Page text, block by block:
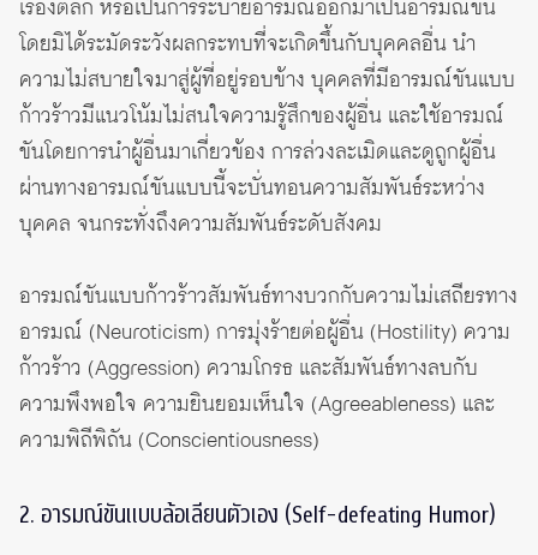
เรื่องตลก หรือเป็นการระบายอารมณ์ออกมาเป็นอารมณ์ขัน
โดยมิได้ระมัดระวังผลกระทบที่จะเกิดขึ้นกับบุคคลอื่น นำ
ความไม่สบายใจมาสู่ผู้ที่อยู่รอบข้าง บุคคลที่มีอารมณ์ขันแบบ
ก้าวร้าวมีแนวโน้มไม่สนใจความรู้สึกของผู้อื่น และใช้อารมณ์
ขันโดยการนำผู้อื่นมาเกี่ยวข้อง การล่วงละเมิดและดูถูกผู้อื่น
ผ่านทางอารมณ์ขันแบบนี้จะบั่นทอนความสัมพันธ์ระหว่าง
บุคคล จนกระทั่งถึงความสัมพันธ์ระดับสังคม
อารมณ์ขันแบบก้าวร้าวสัมพันธ์ทางบวกกับความไม่เสถียรทาง
อารมณ์ (Neuroticism) การมุ่งร้ายต่อผู้อื่น (Hostility) ความ
ก้าวร้าว (Aggression) ความโกรธ และสัมพันธ์ทางลบกับ
ความพึงพอใจ ความยินยอมเห็นใจ (Agreeableness) และ
ความพิถีพิถัน (Conscientiousness)
2. อารมณ์ขันแบบล้อเลียนตัวเอง (Self-defeating Humor)